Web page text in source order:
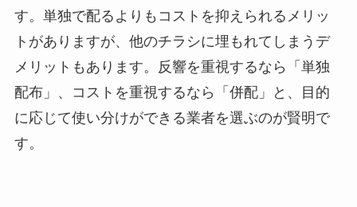
す。単独で配るよりもコストを抑えられるメリッ
トがありますが、他のチラシに埋もれてしまうデ
メリットもあります。反響を重視するなら「単独
配布」、コストを重視するなら「併配」と、目的
に応じて使い分けができる業者を選ぶのが賢明で
す。